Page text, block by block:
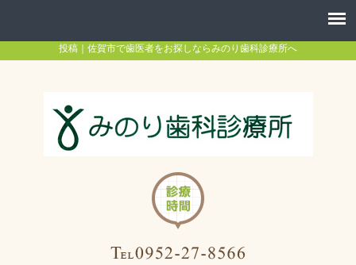
投稿｜佐賀市で歯医者をお探しならみのり歯科診療所へ